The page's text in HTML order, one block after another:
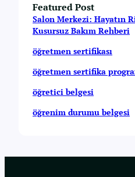
Featured Post
Salon Merkezi: Hayatın
Kusursuz Bakım Rehberi
öğretmen sertifikası
öğretmen sertifika
öğretici belgesi
öğrenim durumu belgesi